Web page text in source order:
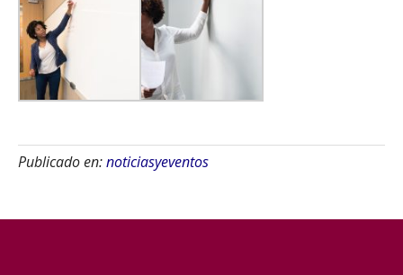
Publicado en:noticiasyeventos